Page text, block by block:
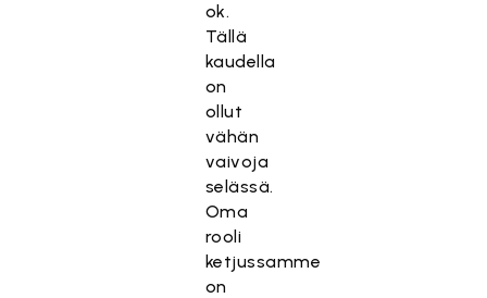
ok.
Tällä
kaudella
on
ollut
vähän
vaivoja
selässä.
Oma
rooli
ketjussamme
on